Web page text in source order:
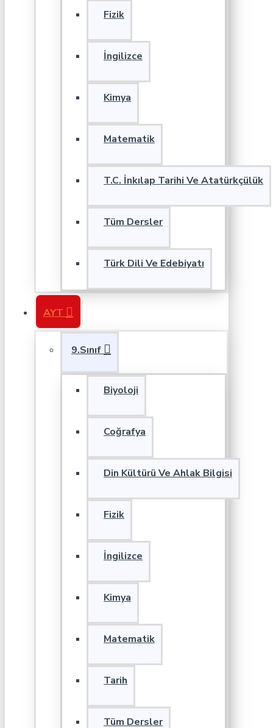
Fizik
İngilizce
Kimya
Matematik
T.C. İnkılap Tarihi Ve Atatürkçülük
Tüm Dersler
Türk Dili Ve Edebiyatı
AYT
9.Sınıf
Biyoloji
Coğrafya
Din Kültürü Ve Ahlak Bilgisi
Fizik
İngilizce
Kimya
Matematik
Tarih
Tüm Dersler